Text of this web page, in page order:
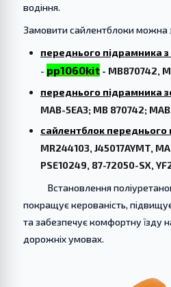
водіння.
Замовити сайлентблоки можна
переднього підрамника з
- pp1060kit - MB870742,
переднього підрамника
MAB-5EA3; MB 870742;
cайлентблок переднього
MR244103, J45017AYMT,
PSE10249, 87-72050-SX,
Встановлення
покращує керованість,
та забезпечує комфортну їзду
дорожніх умовах.